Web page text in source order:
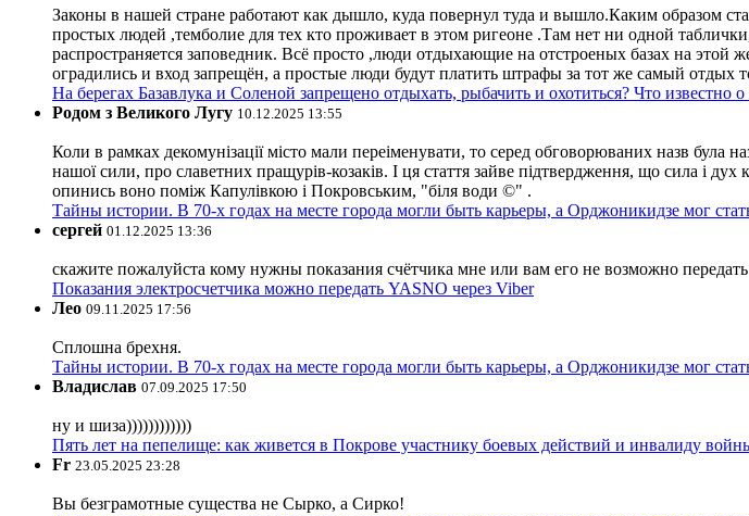
Законы в нашей стране работают как дышло, куда повернул туда и вышло.Каким образом
простых людей ,темболие для тех кто проживает в этом ригеоне .Там нет ни одной
распространяется заповедник. Всё просто ,люди отдыхающие на отстроеных базах на
оградились и вход запрещён, а простые люди будут платить штрафы за тот же самый отдых
На берегах Базавлука и Соленой запрещено отдыхать, рыбачить и охотиться? Что известно о
Родом з Великого Лугу 10.12.2025 13:55
Коли в рамках декомунізації місто мали переіменувати, то серед обговорюваних назв
нашої сили, про славетних пращурів-козаків. І ця стаття зайве підтвердження, що сила і
опинись воно поміж Капулівкою і Покровським, "біля води ©" .
Тайны истории. В 70-х годах на месте города могли быть карьеры, а Орджоникидзе мог
сергей 01.12.2025 13:36
скажите пожалуйста кому нужны показания счётчика мне или вам его не возможно
Показания электросчетчика можно передать YASNO через Viber
Лео 09.11.2025 17:56
Сплошна брехня.
Тайны истории. В 70-х годах на месте города могли быть карьеры, а Орджоникидзе мог
Владислав 07.09.2025 17:50
ну и шиза))))))))))))
Пять лет на пепелище: как живется в Покрове участнику боевых действий и инвалиду
Fr 23.05.2025 23:28
Вы безграмотные существа не Сырко, а Сирко!